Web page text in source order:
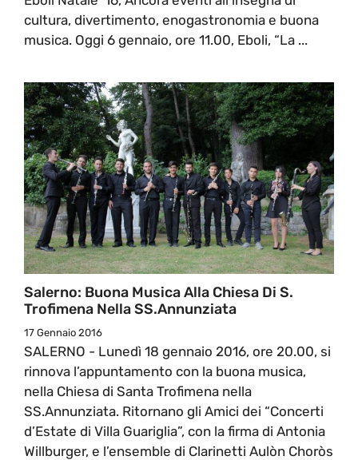
cultura, divertimento, enogastronomia e buona
musica. Oggi 6 gennaio, ore 11.00, Eboli, “La ...
Salerno: Buona Musica Alla Chiesa Di S.
Trofimena Nella SS.Annunziata
17 Gennaio 2016
SALERNO - Lunedì 18 gennaio 2016, ore 20.00, si
rinnova l’appuntamento con la buona musica,
nella Chiesa di Santa Trofimena nella
SS.Annunziata. Ritornano gli Amici dei “Concerti
d’Estate di Villa Guariglia”, con la firma di Antonia
Willburger, e l’ensemble di Clarinetti Aulòn Choròs